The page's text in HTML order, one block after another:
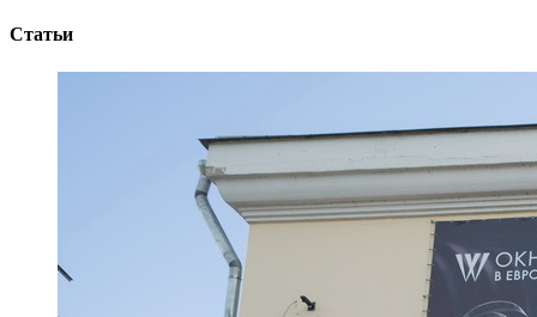
Статьи